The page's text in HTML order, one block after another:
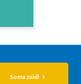
Soma zaidi